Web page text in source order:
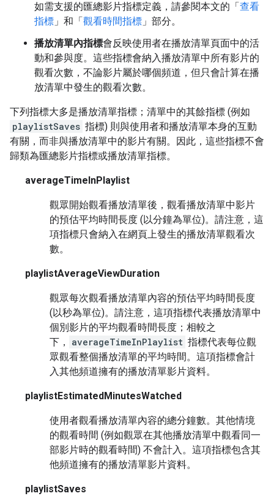
如需支援的匯總影片指標定義，請參閱本文的「查看
指標 」和「觀看時間指標 」部分。
播放清單內指標會反映使用者在播放清單頁面中的活
動和參與度。這些指標會納入播放清單中所有影片的
觀看次數，不論影片屬於哪個頻道，但只會計算在播
放清單中發生的觀看次數。
下列指標大多是播放清單指標；清單中的其餘指標 (例如
playlistSaves 指標) 則與使用者和播放清單本身的互動
有關，而非與播放清單中的影片有關。因此，這些指標不會
歸類為匯總影片指標或播放清單指標。
averageTimeInPlaylist
觀眾開始觀看播放清單後，觀看播放清單中影片
的預估平均時間長度 (以分鐘為單位)。請注意，這
項指標只會納入在網頁上發生的播放清單觀看次
數。
playlistAverageViewDuration
觀眾每次觀看播放清單內容的預估平均時間長度
(以秒為單位)。請注意，這項指標代表播放清單中
個別影片的平均觀看時間長度；相較之
下，
averageTimeInPlaylist 指標代表每位觀
眾觀看整個播放清單的平均時間。這項指標會計
入其他頻道擁有的播放清單影片資料。
playlistEstimatedMinutesWatched
使用者觀看播放清單內容的總分鐘數。其他情境
的觀看時間 (例如觀眾在其他播放清單中觀看同一
部影片時的觀看時間) 不會計入。這項指標包含其
他頻道擁有的播放清單影片資料。
playlistSaves